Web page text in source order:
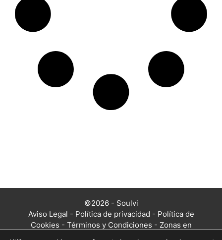
©2026 - Soulvi
Aviso Legal - Política de privacidad - Política de
Cookies - Términos y Condiciones - Zonas en